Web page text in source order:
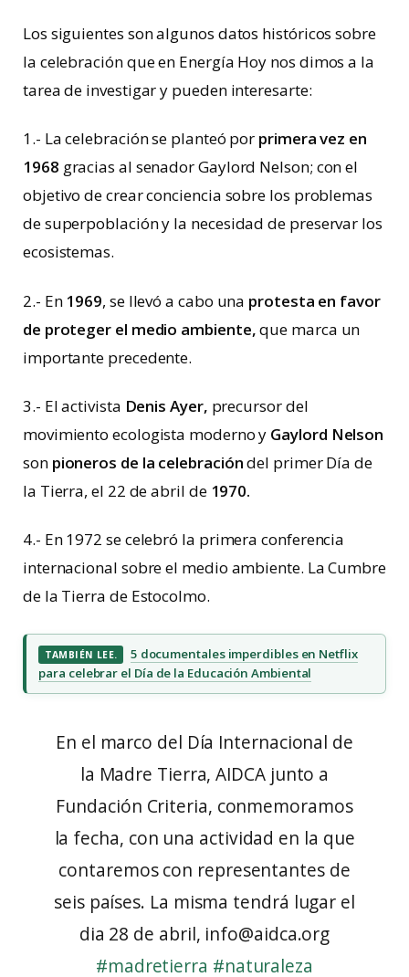
Los siguientes son algunos datos históricos sobre
la celebración que en Energía Hoy nos dimos a la
tarea de investigar y pueden interesarte:
1.- La celebración se planteó por primera vez en
1968 gracias al senador Gaylord Nelson; con el
objetivo de crear conciencia sobre los problemas
de superpoblación y la necesidad de preservar los
ecosistemas.
2.- En 1969, se llevó a cabo una protesta en favor
de proteger el medio ambiente,que marca un
importante precedente.
3.- El activista Denis Ayer, precursor del
movimiento ecologista moderno y Gaylord Nelson
son pioneros de la celebracióndel primer Día de
la Tierra, el 22 de abril de 1970.
4.- En 1972 se celebró la primera conferencia
internacional sobre el medio ambiente. La Cumbre
de la Tierra de Estocolmo.
TAMBIÉN LEE.
5 documentales imperdibles en Netflix
para celebrar el Día de la Educación Ambiental
En el marco del Día Internacional de
la Madre Tierra, AIDCA junto a
Fundación Criteria, conmemoramos
la fecha, con una actividad en la que
contaremos con representantes de
seis países. La misma tendrá lugar el
dia 28 de abril, info@aidca.org
#madretierra #naturaleza